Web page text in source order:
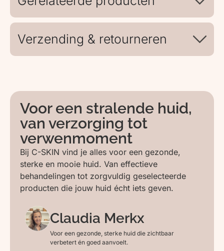
Verzending & retourneren
Voor een stralende huid,
van verzorging tot
verwenmoment
Bij C-SKIN vind je alles voor een gezonde,
sterke en mooie huid. Van effectieve
behandelingen tot zorgvuldig geselecteerde
producten die jouw huid écht iets geven.
Claudia Merkx
Voor een gezonde, sterke huid die zichtbaar
verbetert én goed aanvoelt.